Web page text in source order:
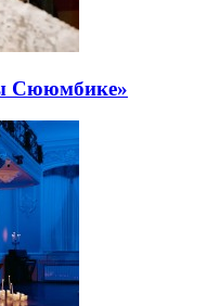
Сююмбике»